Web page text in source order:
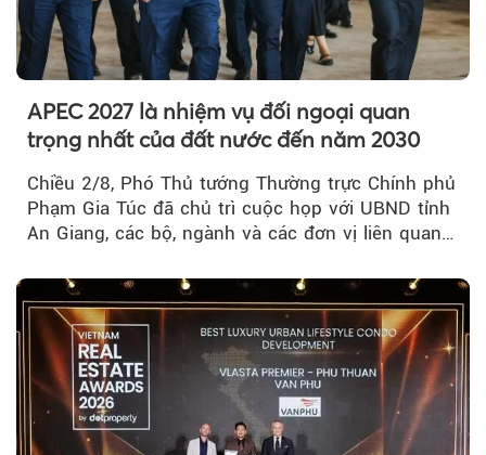
APEC 2027 là nhiệm vụ đối ngoại quan
trọng nhất của đất nước đến năm 2030
Chiều 2/8, Phó Thủ tướng Thường trực Chính phủ
Phạm Gia Túc đã chủ trì cuộc họp với UBND tỉnh
An Giang, các bộ, ngành và các đơn vị liên quan